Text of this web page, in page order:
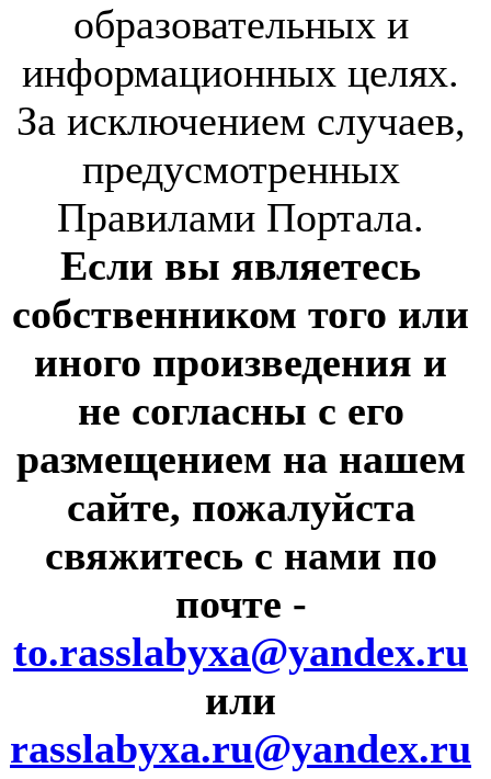
образовательных и
информационных целях.
За исключением случаев,
предусмотренных
Правилами Портала.
Если вы являетесь
собственником того или
иного произведения и
не согласны с его
размещением на нашем
сайте, пожалуйста
свяжитесь с нами по
почте -
to.rasslabyxa@yandex.ru
или
rasslabyxa.ru@yandex.ru